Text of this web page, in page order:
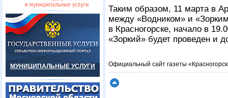
МУНИЦИПАЛЬНЫЕ УСЛУГИ
Таким образом, 11 марта в
между «Водником» и
в Красногорске, начало в
«Зоркий» будет проведен и
Официальный сайт газеты